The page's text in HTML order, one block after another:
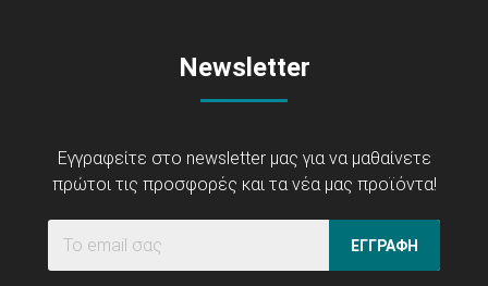
Newsletter
Εγγραφείτε στο newsletter μας για να μαθαίνετε
πρώτοι τις προσφορές και τα νέα μας προϊόντα!
ΕΓΓΡΑΦΗ